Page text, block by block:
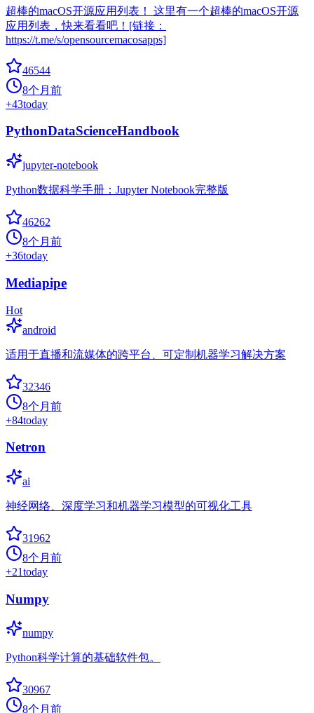
超棒的macOS开源应用列表！ 这里有一个超棒的macOS开源
应用列表，快来看看吧！[链接：
https://t.me/s/opensourcemacosapps]
46544
8个月前
+43today
PythonDataScienceHandbook
jupyter-notebook
Python数据科学手册：Jupyter Notebook完整版
46262
8个月前
+36today
Mediapipe
Hot
android
适用于直播和流媒体的跨平台、可定制机器学习解决方案
32346
8个月前
+84today
Netron
ai
神经网络、深度学习和机器学习模型的可视化工具
31962
8个月前
+21today
Numpy
numpy
Python科学计算的基础软件包。
30967
8个月前